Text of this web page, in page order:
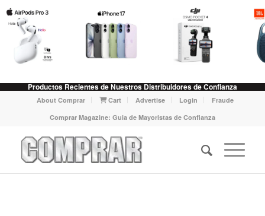
Productos Recientes de Nuestros Distribuidores de Confianza
About Comprar Cart Advertise Login
Fraude
Comprar Magazine: Guia de Mayoristas de Confianza